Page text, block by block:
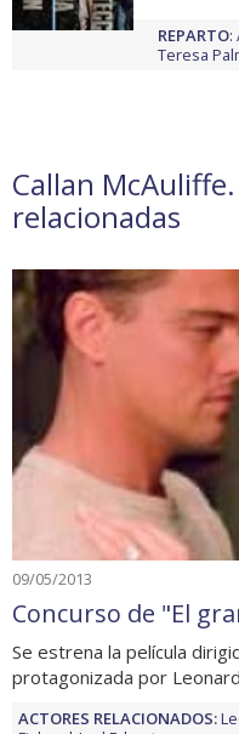
REPARTO:
Teresa
Callan
relacionadas
09/05/2013
Concurso de "El
Se estrena la película
protagonizada por
ACTORES RELACIONADOS: